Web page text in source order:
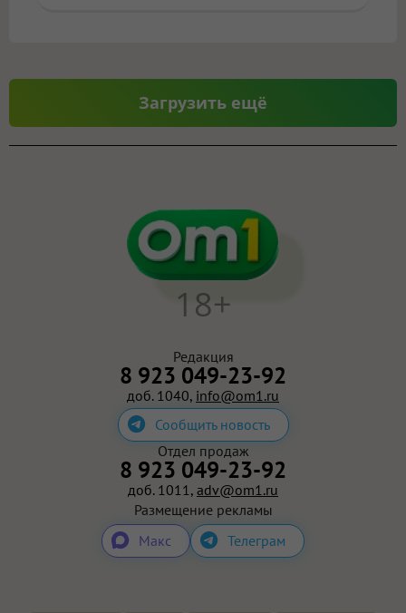
Загрузить ещё
Редакция
8 923 049-23-92
доб. 1040, info@om1.ru
Сообщить новость
18+
Отдел продаж
8 923 049-23-92
доб. 1011, adv@om1.ru
Размещение рекламы
Макс
Телеграм